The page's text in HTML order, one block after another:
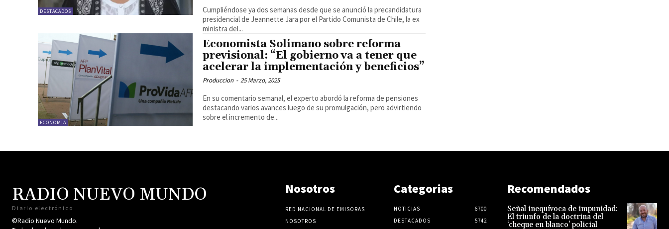
DESTACADOS
Cumpliéndose ya dos semanas desde que se anunció la precandidatura
presidencial de Jeannette Jara por el Partido Comunista de Chile, la ex
ministra del...
ECONOMÍA
Economista Solimano sobre reforma
previsional: “El gobierno va a tener que
acelerar la implementación y beneficios”
Produccion - 25 Marzo, 2025
En su comentario semanal, el experto abordó la reforma de pensiones
destacando varios avances luego de su promulgación, pero advirtiendo
sobre el incremento de...
RADIO NUEVO MUNDO
Diario electrónico
©Radio Nuevo Mundo.
Nosotros
RED NACIONAL DE EMISORAS
NOSOTROS
Categorias
NOTICIAS
6700
DESTACADOS
5742
Recomendados
Señal inequívoca de impunidad:
El triunfo de la doctrina del
‘cheque en blanco’ policial